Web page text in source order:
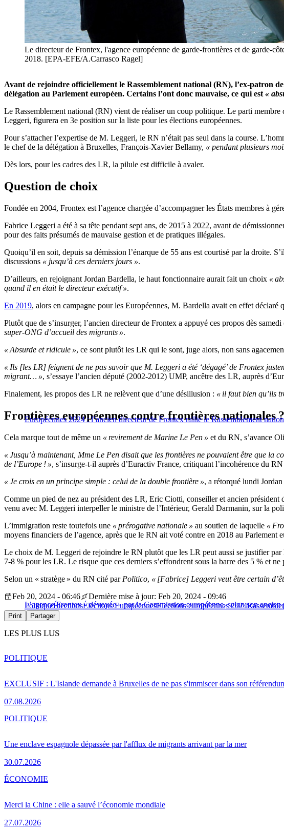
Le directeur de Frontex, l'agence européenne de garde-frontières et de garde-
2018. [EPA-EFE/A.Carrasco Ragel]
Avant de rejoindre officiellement le Rassemblement national (RN), l’ex-patron
délégation au Parlement européen. Certains l’ont donc mauvaise, ce qui est «
Le Rassemblement national (RN) vient de réaliser un coup politique. Le parti
Leggeri, figurera en 3e position sur la liste pour les élections européennes.
Pour s’attacher l’expertise de M. Leggeri, le RN n’était pas seul dans la course.
le chef de la délégation à Bruxelles, François-Xavier Bellamy, « pendant plusieurs
Dès lors, pour les cadres des LR, la pilule est difficile à avaler.
Question de choix
Fondée en 2004, Frontex est l’agence chargée d’accompagner les États membres à
Fabrice Leggeri a été à sa tête pendant sept ans, de 2015 à 2022, avant de
pour des faits présumés de mauvaise gestion et de pratiques illégales.
Quoiqu’il en soit, depuis sa démission l’énarque de 55 ans est courtisé par la droite.
discussions « jusqu’à ces derniers jours ».
D’ailleurs, en rejoignant Jordan Bardella, le haut fonctionnaire aurait fait un choix «
quand il en était le directeur exécutif ».
En 2019, alors en campagne pour les Européennes, M. Bardella avait en effet déclaré
Plutôt que de s’insurger, l’ancien directeur de Frontex a appuyé ces propos dès
super-ONG d’accueil des migrants ».
« Absurde et ridicule », ce sont plutôt les LR qui le sont, juge alors, non sans
« Ils [les LR] feignent de ne pas savoir que M. Leggeri a été ‘dégagé’ de Frontex
migrant… », s’essaye l’ancien député (2002-2012) UMP, ancêtre des LR, auprès
Finalement, les propos des LR ne relèvent que d’une désillusion : « il faut bien qu’ils
Européennes 2024 : l’ancien directeur de Frontex rallie le Rassemblement
Frontières européennes contre frontières nationales ?
Cela marque tout de même un « revirement de Marine Le Pen » et du RN, s’avance
« Jusqu’à maintenant, Mme Le Pen disait que les frontières ne pouvaient être que la
de l’Europe ! », s’insurge-t-il auprès d’Euractiv France, critiquant l’incohérence du
« Je crois en un principe simple : celui de la double frontière », a rétorqué lundi
Comme un pied de nez au président des LR, Eric Ciotti, conseiller et ancien
venu avec M. Leggeri interpeller le ministre de l’Intérieur, Gerald Darmanin, sur la
L’immigration reste toutefois une « prérogative nationale » au soutien de laquelle «
moyens financiers de l’agence, après que le RN ait voté contre en 2018 au Parlement
Le choix de M. Leggeri de rejoindre le RN plutôt que les LR peut aussi se justifier
7-8 % pour les LR. Le risque que ces derniers s’effondrent sous la barre des 5 % et
Selon un « stratège » du RN cité par Politico, « [Fabrice] Leggeri veut être certain
L’agence Frontex « dévoyée » par la Commission européenne, selon son
Feb 20, 2024 - 06:46
Dernière mise à jour: Feb 20, 2024 - 09:46
PolitiqueÉlectionsÉlections EuropéennesElections européennes 2024
Print Partager
LES PLUS LUS
EXCLUSIF : L'Islande demande à Bruxelles de ne pas s'immiscer dans son
07.08.2026
POLITIQUE
Une enclave espagnole dépassée par l'afflux de migrants arrivant par la mer
30.07.2026
POLITIQUE
Merci la Chine : elle a sauvé l’économie mondiale
27.07.2026
ÉCONOMIE